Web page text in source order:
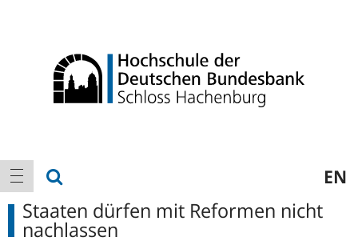
Hauptnavigation
Navigation anzeigen EN
Staaten dürfen mit Reformen nicht
nachlassen